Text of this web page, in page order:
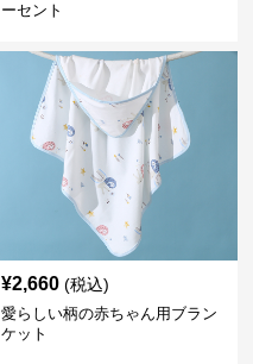
ーセント
¥2,660 (税込)
愛らしい柄の赤ちゃん用ブラン
ケット